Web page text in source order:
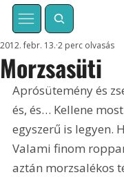
Morzsasüti
2012. febr. 13. 2 perc olvasás
Aprósütemény és
és, és… Kellene
egyszerű is legyen.
Valami finom
aztán morzsalékos